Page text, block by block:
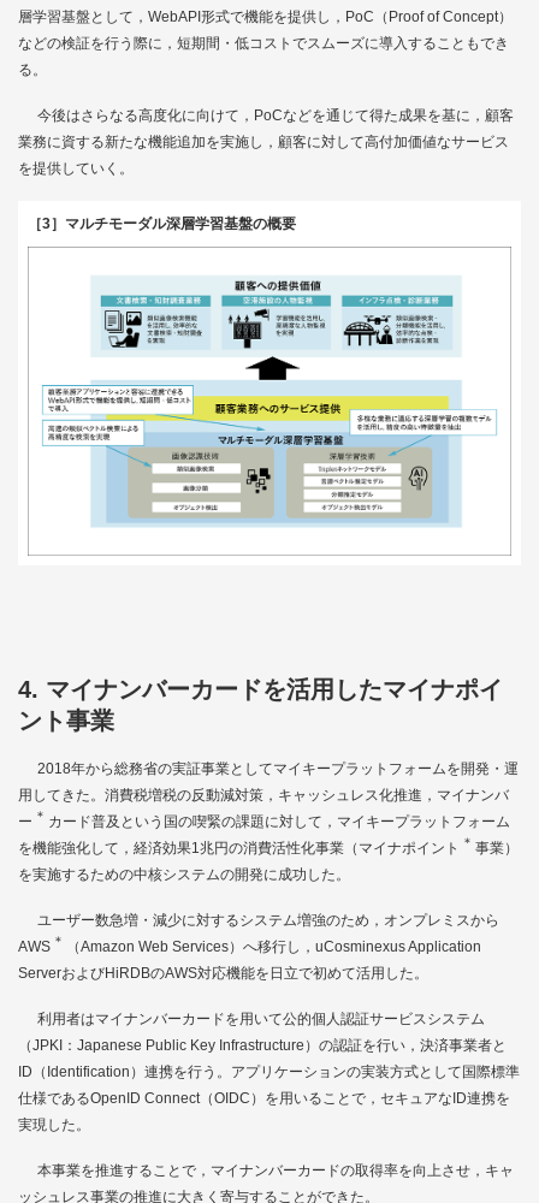
層学習基盤として，WebAPI形式で機能を提供し，PoC（Proof of Concept）
などの検証を行う際に，短期間・低コストでスムーズに導入することもでき
る。
今後はさらなる高度化に向けて，PoCなどを通じて得た成果を基に，顧客
業務に資する新たな機能追加を実施し，顧客に対して高付加価値なサービス
を提供していく。
［3］マルチモーダル深層学習基盤の概要
4. マイナンバーカードを活用したマイナポイ
ント事業
2018年から総務省の実証事業としてマイキープラットフォームを開発・運
用してきた。消費税増税の反動減対策，キャッシュレス化推進，マイナンバ
ー ＊ カード普及という国の喫緊の課題に対して，マイキープラットフォーム
を機能強化して，経済効果1兆円の消費活性化事業（マイナポイント ＊ 事業）
を実施するための中核システムの開発に成功した。
ユーザー数急増・減少に対するシステム増強のため，オンプレミスから
AWS ＊
（Amazon Web Services）へ移行し，uCosminexus Application
ServerおよびHiRDBのAWS対応機能を日立で初めて活用した。
利用者はマイナンバーカードを用いて公的個人認証サービスシステム
（JPKI：Japanese Public Key Infrastructure）の認証を行い，決済事業者と
ID（Identification）連携を行う。アプリケーションの実装方式として国際標準
仕様であるOpenID Connect（OIDC）を用いることで，セキュアなID連携を
実現した。
本事業を推進することで，マイナンバーカードの取得率を向上させ，キャ
ッシュレス事業の推進に大きく寄与することができた。